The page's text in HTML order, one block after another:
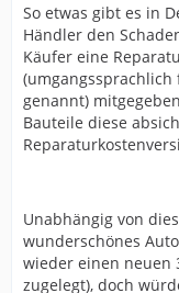
So etwas gibt es in
Händler den
Käufer eine
genannt)
Bauteile diese
Unabhängig von
wunderschönes
wieder einen neuen
zugelegt), doch